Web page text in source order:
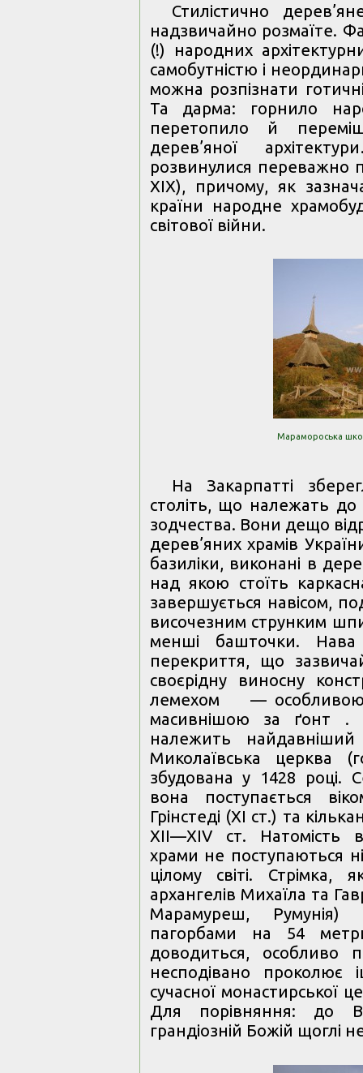
Стилістично
надзвичайно розмаїте.
(!) народних
самобутністю і
можна розпізнати
Та дарма: горнило
перетопило й
дерев’яної
розвинулися переважно
XIX), причому, як
країни народне
світової війни.
Марамороська
На Закарпатті
століть, що належать
зодчества. Вони дещо
дерев’яних храмів
базиліки, виконані в
над якою стоїть
завершується навісом,
височезним струнким
менші башточки. Нава
перекриття, що
своєрідну виносну
лемехом —
масивнішою за ґонт .
належить
Миколаївська церква
збудована у 1428 році.
вона поступається
Грінстеді (ХІ ст.) та
ХІІ—ХІV ст. Натомість
храми не поступаються
цілому світі.
архангелів Михаїла та
Марамуреш, Румунія)
пагорбами на 54
доводиться, особливо
несподівано
сучасної монастирської
Для порівняння: до
грандіозній Божій щоглі